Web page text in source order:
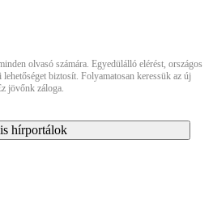
olvasó számára. Egyedülálló elérést, országos
lehetőséget biztosít. Folyamatosan keressük az új
jövőnk záloga.
hírportálok